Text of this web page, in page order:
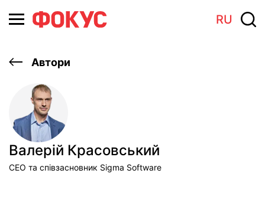
RU
Автори
Валерій Красовський
CEO та співзасновник Sigma Software